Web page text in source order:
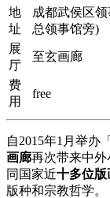
地
址
成都武侯区
总领事馆旁)
展
厅
至玄画廊
费
用
free
自2015年1月举办
画廊再次带来中
同国家近十多位版
版种和宗教哲学。